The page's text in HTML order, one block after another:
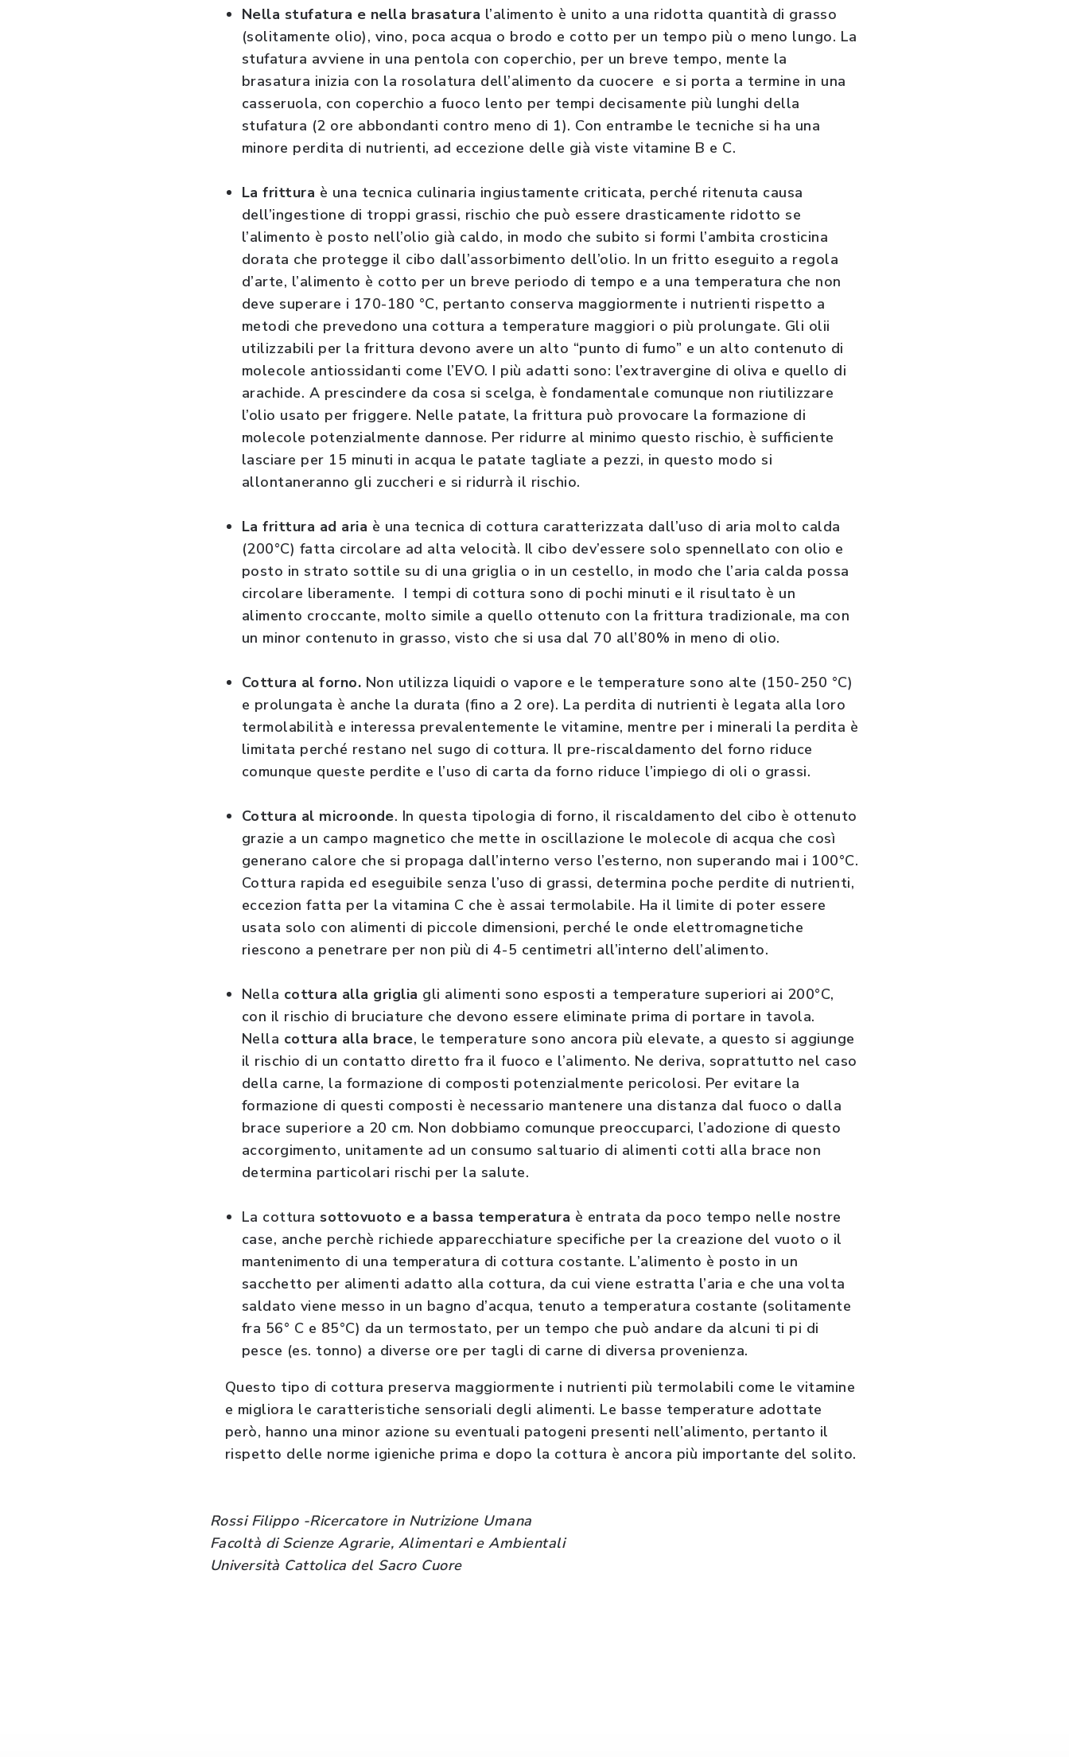
Nella stufatura e nella brasatura l’alimento è unito a una ridotta quantità di grasso
(solitamente olio), vino, poca acqua o brodo e cotto per un tempo più o meno lungo. La
stufatura avviene in una pentola con coperchio, per un breve tempo, mente la
brasatura inizia con la rosolatura dell’alimento da cuocere e si porta a termine in una
casseruola, con coperchio a fuoco lento per tempi decisamente più lunghi della
stufatura (2 ore abbondanti contro meno di 1). Con entrambe le tecniche si ha una
minore perdita di nutrienti, ad eccezione delle già viste vitamine B e C.
La frittura è una tecnica culinaria ingiustamente criticata, perché ritenuta causa
dell’ingestione di troppi grassi, rischio che può essere drasticamente ridotto se
l’alimento è posto nell’olio già caldo, in modo che subito si formi l’ambita crosticina
dorata che protegge il cibo dall’assorbimento dell’olio. In un fritto eseguito a regola
d’arte, l’alimento è cotto per un breve periodo di tempo e a una temperatura che non
deve superare i 170-180 °C, pertanto conserva maggiormente i nutrienti rispetto a
metodi che prevedono una cottura a temperature maggiori o più prolungate. Gli olii
utilizzabili per la frittura devono avere un alto “punto di fumo” e un alto contenuto di
molecole antiossidanti come l’EVO. I più adatti sono: l’extravergine di oliva e quello di
arachide. A prescindere da cosa si scelga, è fondamentale comunque non riutilizzare
l’olio usato per friggere. Nelle patate, la frittura può provocare la formazione di
molecole potenzialmente dannose. Per ridurre al minimo questo rischio, è sufficiente
lasciare per 15 minuti in acqua le patate tagliate a pezzi, in questo modo si
allontaneranno gli zuccheri e si ridurrà il rischio.
La frittura ad aria è una tecnica di cottura caratterizzata dall’uso di aria molto calda
(200°C) fatta circolare ad alta velocità. Il cibo dev’essere solo spennellato con olio e
posto in strato sottile su di una griglia o in un cestello, in modo che l’aria calda possa
circolare liberamente. I tempi di cottura sono di pochi minuti e il risultato è un
alimento croccante, molto simile a quello ottenuto con la frittura tradizionale, ma con
un minor contenuto in grasso, visto che si usa dal 70 all’80% in meno di olio.
Cottura al forno. Non utilizza liquidi o vapore e le temperature sono alte (150-250 °C)
e prolungata è anche la durata (fino a 2 ore). La perdita di nutrienti è legata alla loro
termolabilità e interessa prevalentemente le vitamine, mentre per i minerali la perdita è
limitata perché restano nel sugo di cottura. Il pre-riscaldamento del forno riduce
comunque queste perdite e l’uso di carta da forno riduce l’impiego di oli o grassi.
Cottura al microonde. In questa tipologia di forno, il riscaldamento del cibo è ottenuto
grazie a un campo magnetico che mette in oscillazione le molecole di acqua che così
generano calore che si propaga dall’interno verso l’esterno, non superando mai i 100°C.
Cottura rapida ed eseguibile senza l’uso di grassi, determina poche perdite di nutrienti,
eccezion fatta per la vitamina C che è assai termolabile. Ha il limite di poter essere
usata solo con alimenti di piccole dimensioni, perché le onde elettromagnetiche
riescono a penetrare per non più di 4-5 centimetri all’interno dell’alimento.
Nella cottura alla griglia gli alimenti sono esposti a temperature superiori ai 200°C,
con il rischio di bruciature che devono essere eliminate prima di portare in tavola.
Nella cottura alla brace, le temperature sono ancora più elevate, a questo si aggiunge
il rischio di un contatto diretto fra il fuoco e l’alimento. Ne deriva, soprattutto nel caso
della carne, la formazione di composti potenzialmente pericolosi. Per evitare la
formazione di questi composti è necessario mantenere una distanza dal fuoco o dalla
brace superiore a 20 cm. Non dobbiamo comunque preoccuparci, l’adozione di questo
accorgimento, unitamente ad un consumo saltuario di alimenti cotti alla brace non
determina particolari rischi per la salute.
La cottura sottovuoto e a bassa temperatura è entrata da poco tempo nelle nostre
case, anche perchè richiede apparecchiature specifiche per la creazione del vuoto o il
mantenimento di una temperatura di cottura costante. L’alimento è posto in un
sacchetto per alimenti adatto alla cottura, da cui viene estratta l’aria e che una volta
saldato viene messo in un bagno d’acqua, tenuto a temperatura costante (solitamente
fra 56° C e 85°C) da un termostato, per un tempo che può andare da alcuni ti pi di
pesce (es. tonno) a diverse ore per tagli di carne di diversa provenienza.
Questo tipo di cottura preserva maggiormente i nutrienti più termolabili come le vitamine
e migliora le caratteristiche sensoriali degli alimenti. Le basse temperature adottate
però, hanno una minor azione su eventuali patogeni presenti nell’alimento, pertanto il
rispetto delle norme igieniche prima e dopo la cottura è ancora più importante del solito.
Rossi Filippo -Ricercatore in Nutrizione Umana
Facoltà di Scienze Agrarie, Alimentari e Ambientali
Università Cattolica del Sacro Cuore